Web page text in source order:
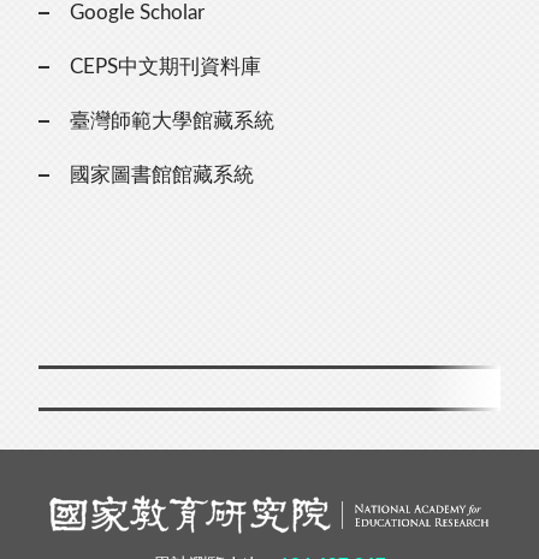
Google Scholar
CEPS中文期刊資料庫
臺灣師範大學館藏系統
國家圖書館館藏系統